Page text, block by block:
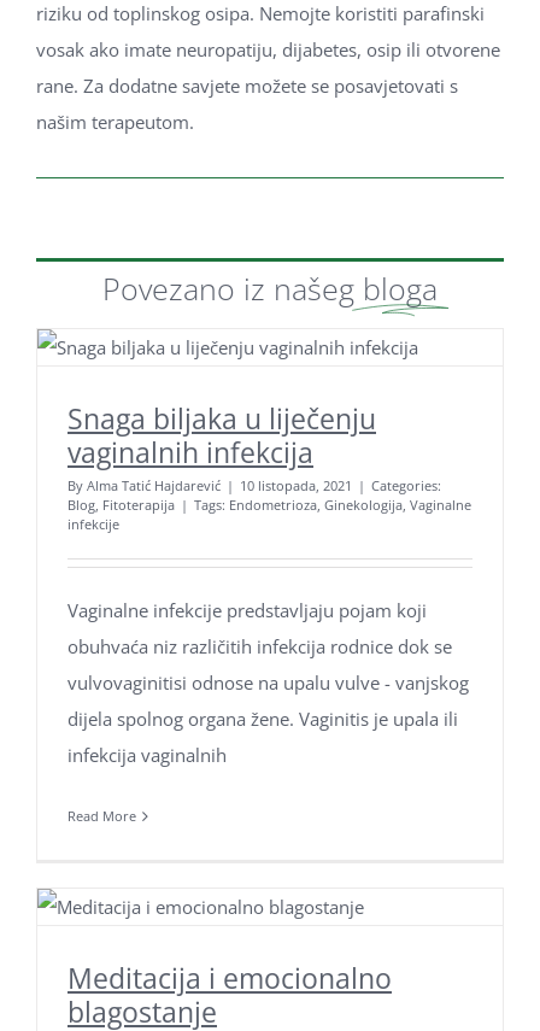
riziku od toplinskog osipa. Nemojte koristiti parafinski
vosak ako imate neuropatiju, dijabetes, osip ili otvorene
rane. Za dodatne savjete možete se posavjetovati s
našim terapeutom.
Povezano iz našeg bloga
Snaga biljaka u liječenju
vaginalnih infekcija
By Alma Tatić Hajdarević | 10 listopada, 2021 | Categories:
Blog, Fitoterapija | Tags: Endometrioza, Ginekologija, Vaginalne
infekcije
Vaginalne infekcije predstavljaju pojam koji
obuhvaća niz različitih infekcija rodnice dok se
vulvovaginitisi odnose na upalu vulve - vanjskog
dijela spolnog organa žene. Vaginitis je upala ili
infekcija vaginalnih
Read More
Meditacija i emocionalno
blagostanje